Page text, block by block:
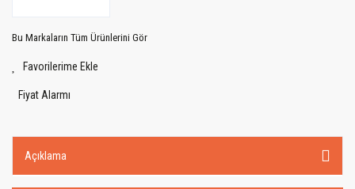
Bu Markaların Tüm Ürünlerini Gör
Fiyat Alarmı
Açıklama